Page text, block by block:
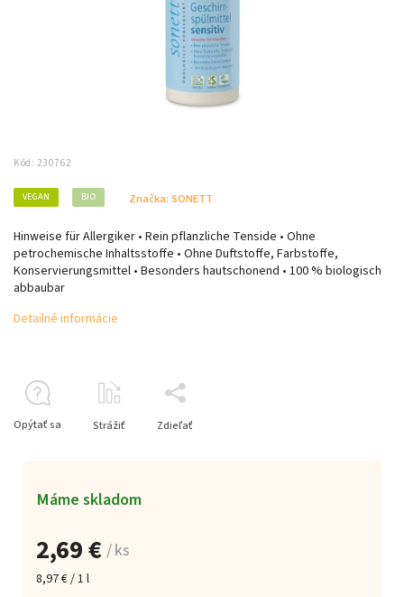
Kód: 230762
VEGAN BIO Značka: SONETT
2,69 € / ks
8,97 € / 1 l
Máme skladom
Hinweise für Allergiker • Rein pflanzliche Tenside • Ohne
petrochemische Inhaltsstoffe • Ohne Duftstoffe, Farbstoffe,
Konservierungsmittel • Besonders hautschonend • 100 % biologisch
abbaubar
Detailné informácie
Opýtať sa Strážiť Zdieľať